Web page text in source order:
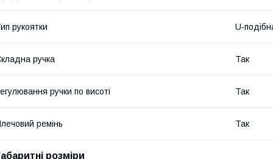
рукоятки U-
ручка Так
ручки по висоті Так
ремінь Так
розміри